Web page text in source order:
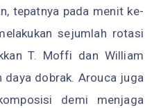
tepatnya pada menit ke-
sejumlah rotasi
T. Moffi dan William
daya dobrak. Arouca juga
demi menjaga